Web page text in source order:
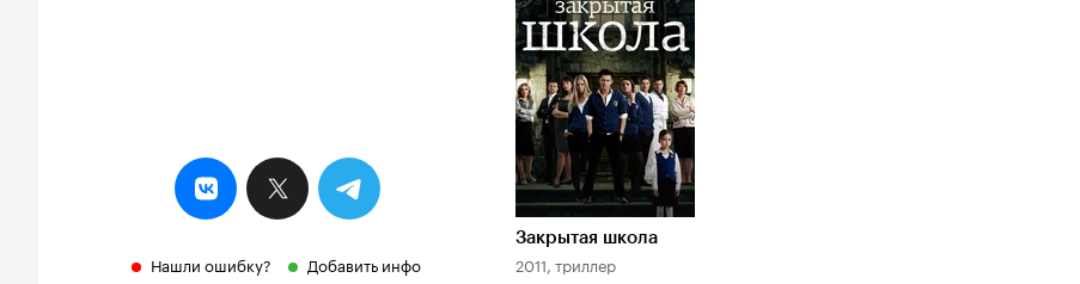
Нашли ошибку? Добавить инфо
6.3
Закрытая школа
2011, триллер